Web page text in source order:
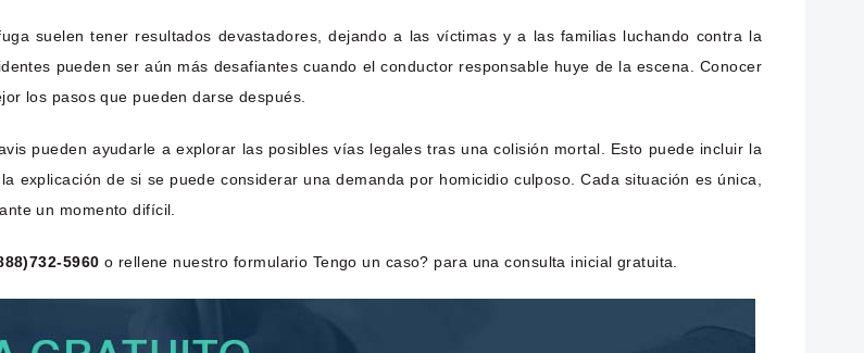
suelen tener resultados devastadores, dejando a las víctimas y a las familias luchando contra la
pueden ser aún más desafiantes cuando el conductor responsable huye de la escena. Conocer
los pasos que pueden darse después.
pueden ayudarle a explorar las posibles vías legales tras una colisión mortal. Esto puede incluir la
explicación de si se puede considerar una demanda por homicidio culposo. Cada situación es única,
un momento difícil.
5960 o rellene nuestro formulario Tengo un caso? para una consulta inicial gratuita.